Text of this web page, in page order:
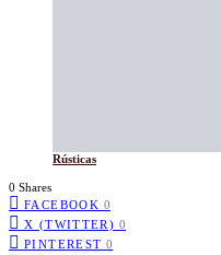
Rústicas
0 Shares
FACEBOOK 0
X (TWITTER) 0
PINTEREST 0